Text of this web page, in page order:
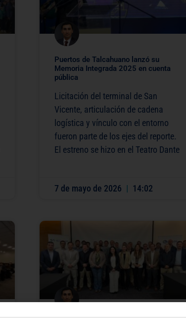
Puertos de Talcahuano lanzó su
Memoria Integrada 2025 en cuenta
pública
Licitación del terminal de San
Vicente, articulación de cadena
logística y vínculo con el entorno
fueron parte de los ejes del reporte.
El estreno se hizo en el Teatro Dante
7 de mayo de 2026 14:02